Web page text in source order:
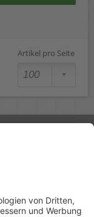
Artikel pro Seite